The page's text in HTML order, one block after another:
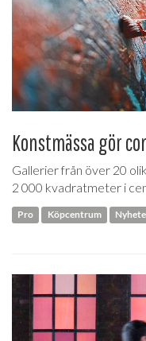
Konstmässa gör
Gallerier från över 20
2 000 kvadratmeter i
Pro Köpcentrum